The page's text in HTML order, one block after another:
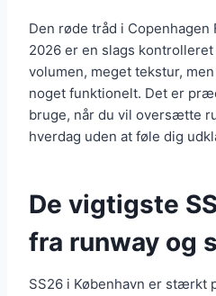
Den røde tråd i Copenhagen
2026 er en slags
volumen, meget tekstur,
noget funktionelt. Det er
bruge, når du vil oversætte
hverdag uden at føle dig
De vigtigste
fra runway og
SS26 i København er stærkt